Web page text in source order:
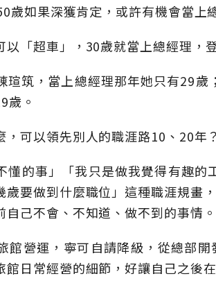
歲如果深獲肯定，或許有機會當上
以「超車」，30歲就當上總經理，
瑄筑，當上總經理那年她只有29歲
歲。
，可以領先別人的職涯路10、20年？
懂的事」「我只是做我覺得有趣
歲要做到什麼職位」這種職涯規畫
自己不會、不知道、做不到的事情。
館營運，寧可自請降級，從總部
館日常經營的細節，好讓自己之後